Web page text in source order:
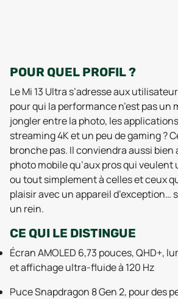
POUR QUEL PROFIL ?
Le Mi 13 Ultra s’adresse aux
pour qui la performance n’est pas un
jongler entre la photo, les
streaming 4K et un peu de gaming ?
bronche pas. Il conviendra aussi bien
photo mobile qu’aux pros qui
ou tout simplement à celles et ceux
plaisir avec un appareil d’exception…
un rein.
CE QUI LE DISTINGUE
Écran AMOLED 6,73 pouces, QHD+,
et affichage ultra-fluide à 120 Hz
Puce Snapdragon 8 Gen 2, pour des